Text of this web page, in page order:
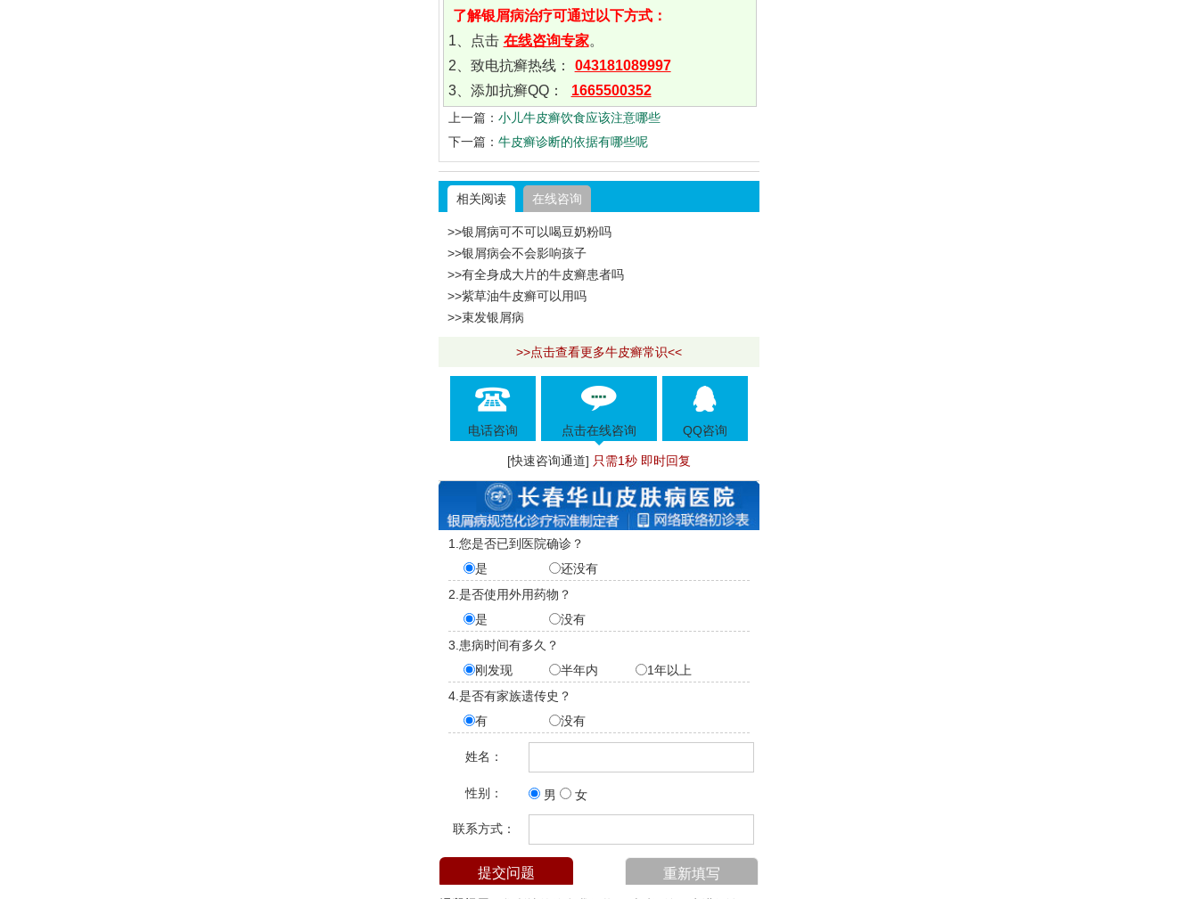
了解银屑病治疗可通过以下方式：
1、点击 在线咨询专家。
2、致电抗癣热线：
043181089997
3、添加抗癣QQ：
1665500352
上一篇： 小儿牛皮癣饮食应该注意哪些
下一篇： 牛皮癣诊断的依据有哪些呢
相关阅读 在线咨询
>>银屑病可不可以喝豆奶粉吗
>>银屑病会不会影响孩子
>>有全身成大片的牛皮癣患者吗
>>紫草油牛皮癣可以用吗
>>束发银屑病
>>点击查看更多牛皮癣常识<<
电话咨询 点击在线咨询 QQ咨询
[快速咨询通道] 只需1秒 即时回复
1.您是否已到医院确诊？
是
还没有
2.是否使用外用药物？
是
没有
3.患病时间有多久？
刚发现
半年内
1年以上
4.是否有家族遗传史？
有
没有
姓名：
性别： 男 女
联系方式：